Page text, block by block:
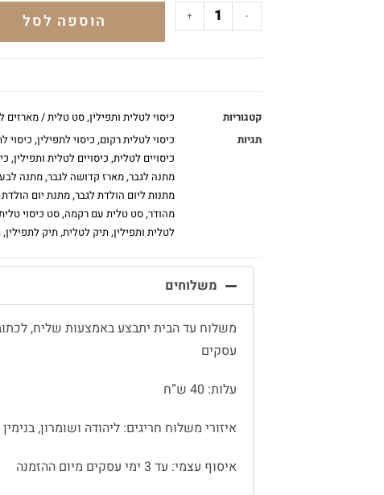
-
+ הוספה לסל
קטגוריות כיסוי לטלית ותפילין,סט טלית / מארזים
תגיות
כיסוי לטלית רקום, כיסוי לתפילין, כיסוי
כיסויים לטלית, כיסויים לטלית ותפילין,
מתנה לגבר,מארז קדושה לגבר,מתנה
מתנות ליום הולדת לגבר,מתנת יום
מהודר,סט טלית עם רקמה,סט כיסוי
לטלית ותפילין,תיק לטלית,תיק לתפילין,
משלוחים
עסקים
עלות: 40 ש”ח
איזורי משלוח חריגים: ליהודה ושומרון, בנימין
איסוף עצמי: עד 3 ימי עסקים מיום ההזמנה